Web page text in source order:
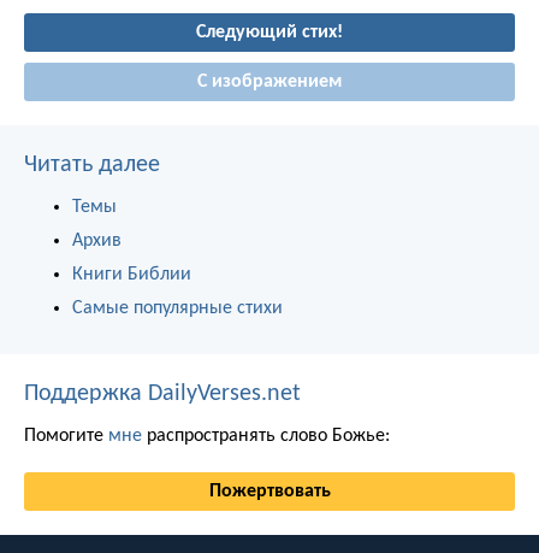
Следующий стих!
С изображением
Читать далее
Темы
Архив
Книги Библии
Самые популярные стихи
Поддержка DailyVerses.net
Помогите мне распространять слово Божье:
Пожертвовать